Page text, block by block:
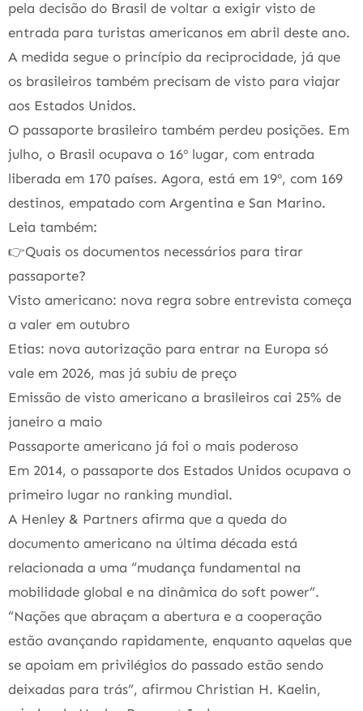
pela decisão do Brasil de voltar a exigir visto de
entrada para turistas americanos em abril deste ano.
A medida segue o princípio da reciprocidade, já que
os brasileiros também precisam de visto para viajar
aos Estados Unidos.
O passaporte brasileiro também perdeu posições. Em
julho, o Brasil ocupava o 16º lugar, com entrada
liberada em 170 países. Agora, está em 19º, com 169
destinos, empatado com Argentina e San Marino.
Leia também:
👉Quais os documentos necessários para tirar
passaporte?
Visto americano: nova regra sobre entrevista começa
a valer em outubro
Etias: nova autorização para entrar na Europa só
vale em 2026, mas já subiu de preço
Emissão de visto americano a brasileiros cai 25% de
janeiro a maio
Passaporte americano já foi o mais poderoso
Em 2014, o passaporte dos Estados Unidos ocupava o
primeiro lugar no ranking mundial.
A Henley & Partners afirma que a queda do
documento americano na última década está
relacionada a uma “mudança fundamental na
mobilidade global e na dinâmica do soft power”.
“Nações que abraçam a abertura e a cooperação
estão avançando rapidamente, enquanto aquelas que
se apoiam em privilégios do passado estão sendo
deixadas para trás”, afirmou Christian H. Kaelin,